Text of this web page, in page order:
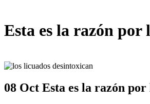
Esta es la razón por
08 Oct Esta es la razón